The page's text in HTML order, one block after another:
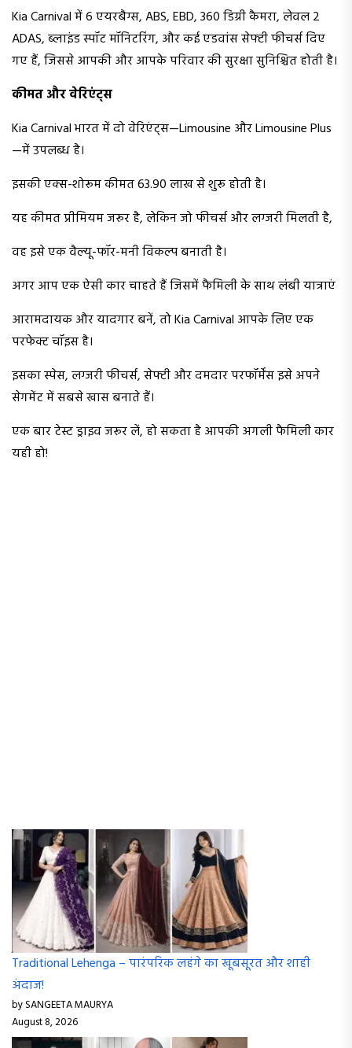
Kia Carnival में 6 एयरबैग्स, ABS, EBD, 360 डिग्री कैमरा, लेवल 2
ADAS, ब्लाइंड स्पॉट मॉनिटरिंग, और कई एडवांस सेफ्टी फीचर्स दिए
गए हैं, जिससे आपकी और आपके परिवार की सुरक्षा सुनिश्चित होती है।
कीमत और वेरिएंट्स
Kia Carnival भारत में दो वेरिएंट्स—Limousine और Limousine Plus
—में उपलब्ध है।
इसकी एक्स-शोरूम कीमत ₹63.90 लाख से शुरू होती है।
यह कीमत प्रीमियम जरूर है, लेकिन जो फीचर्स और लग्जरी मिलती है,
वह इसे एक वैल्यू-फॉर-मनी विकल्प बनाती है।
अगर आप एक ऐसी कार चाहते हैं जिसमें फैमिली के साथ लंबी यात्राएं
आरामदायक और यादगार बनें, तो Kia Carnival आपके लिए एक
परफेक्ट चॉइस है।
इसका स्पेस, लग्जरी फीचर्स, सेफ्टी और दमदार परफॉर्मेंस इसे अपने
सेगमेंट में सबसे खास बनाते हैं।
एक बार टेस्ट ड्राइव जरूर लें, हो सकता है आपकी अगली फैमिली कार
यही हो!
Traditional Lehenga – पारंपरिक लहंगे का खूबसूरत और शाही
अंदाज!
by SANGEETA MAURYA
August 8, 2026